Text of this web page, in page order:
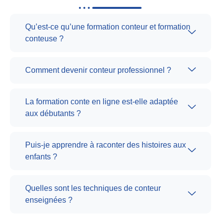
Qu’est-ce qu’une formation conteur et formation
conteuse ?
Comment devenir conteur professionnel ?
La formation conte en ligne est-elle adaptée
aux débutants ?
Puis-je apprendre à raconter des histoires aux
enfants ?
Quelles sont les techniques de conteur
enseignées ?